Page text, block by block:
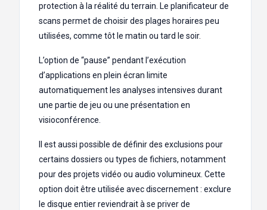
protection à la réalité du terrain. Le planificateur de
scans permet de choisir des plages horaires peu
utilisées, comme tôt le matin ou tard le soir.
L’option de “pause” pendant l’exécution
d’applications en plein écran limite
automatiquement les analyses intensives durant
une partie de jeu ou une présentation en
visioconférence.
Il est aussi possible de définir des exclusions pour
certains dossiers ou types de fichiers, notamment
pour des projets vidéo ou audio volumineux. Cette
option doit être utilisée avec discernement : exclure
le disque entier reviendrait à se priver de